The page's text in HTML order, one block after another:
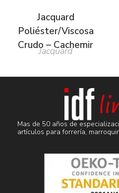
Jacquard
Poliéster/Viscosa
Crudo – Cachemir
Jacquard
Mas de 50 años de
artículos para forrería,